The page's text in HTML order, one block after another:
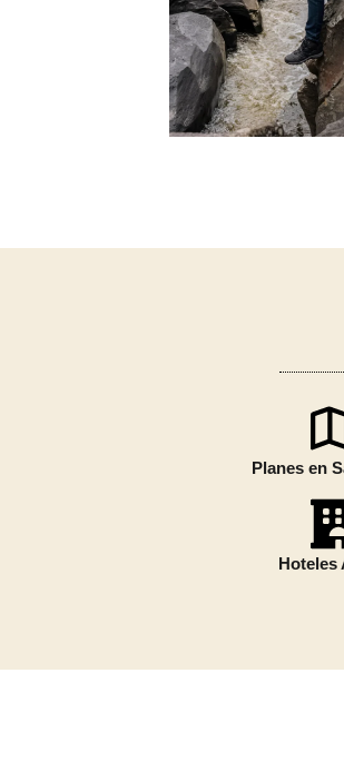
Planes en
Hoteles